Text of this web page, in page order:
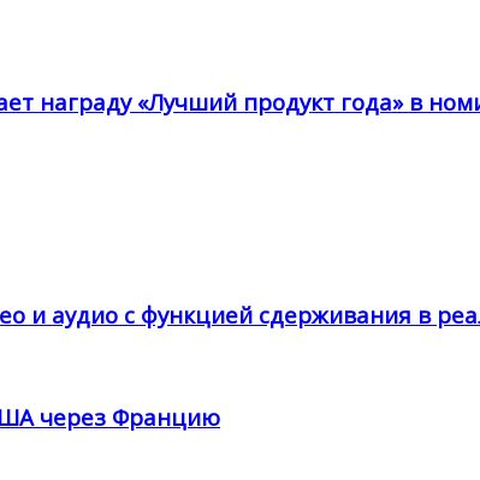
награду «Лучший продукт года» в
и аудио с функцией сдерживания в
через Францию